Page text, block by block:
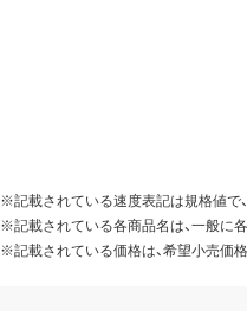
※記載されている速度表記は規格値で
※記載されている各商品名は、一般に
※記載されている価格は、希望小売価格